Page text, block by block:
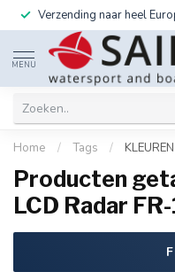
Verzending naar heel
MENU
Home / Tags /
Producten
LCD Radar